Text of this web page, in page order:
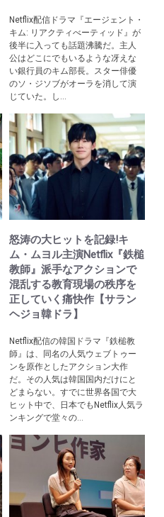
Netflix配信ドラマ『エージェント・
キム: リアクティべーティッド』が
後半に入っても話題沸騰だ。主人
公はどこにでもいるような冴えな
い銀行員のキム部長。スター俳優
のソ・ジソブがオーラを消して演
じていた。し...
怒涛の大ヒットを記録!キ
ム・ムヨル主演Netflix『鉄槌
教師』派手なアクションで
混乱する教育現場の秩序を
正していく痛快作【サラン
ヘジョ韓ドラ】
Netflix配信の韓国ドラマ『鉄槌教
師』は、同名の人気ウェブトゥー
ンを原作としたアクション大作
だ。その人気は韓国国内だけにと
どまらない。すでに世界各国で大
ヒット中で、日本でもNetflix人気ラ
ンキングで堂々の...